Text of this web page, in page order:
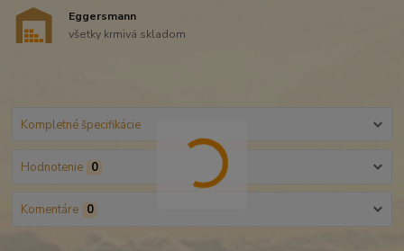
Eggersmann
všetky krmivá skladom
Kompletné špecifikácie
Hodnotenie 0
Komentáre 0